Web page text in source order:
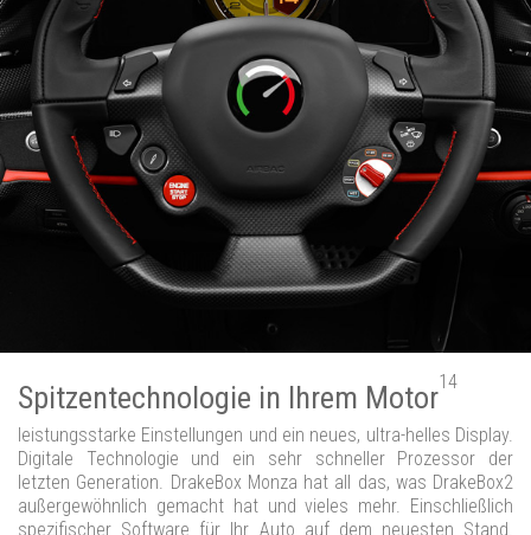
Spitzentechnologie in Ihrem Motor14
leistungsstarke Einstellungen und ein neues, ultra-helles Display.
Digitale Technologie und ein sehr schneller Prozessor der
letzten Generation. DrakeBox Monza hat all das, was DrakeBox2
außergewöhnlich gemacht hat und vieles mehr. Einschließlich
spezifischer Software für Ihr Auto auf dem neuesten Stand.